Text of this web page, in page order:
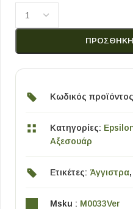
Κωδικός
Κατηγορίες:
Αξεσουάρ
Ετικέτες: Άγγιστρα,
Msku : M0033Ver